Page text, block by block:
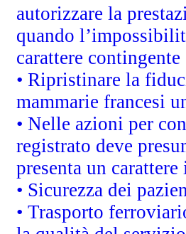
autorizzare la
quando
carattere
• Ripristinare la
mammarie francesi
• Nelle azioni per
registrato deve
presenta un
• Sicurezza dei
• Trasporto